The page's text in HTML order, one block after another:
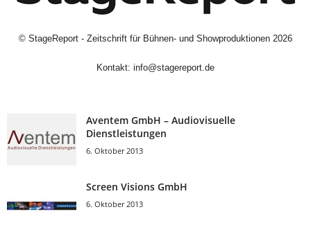
© StageReport - Zeitschrift für Bühnen- und Showproduktionen 2026
Kontakt: info@stagereport.de
Aventem GmbH – Audiovisuelle
Dienstleistungen
6. Oktober 2013
Screen Visions GmbH
6. Oktober 2013